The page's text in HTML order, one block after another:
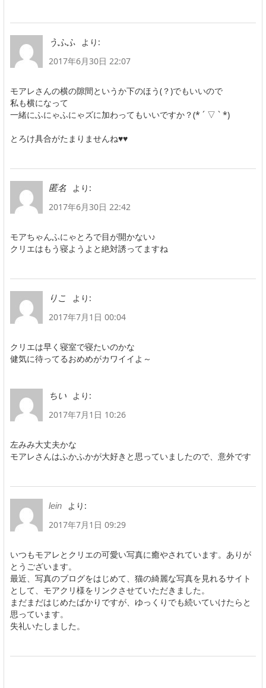
うふふ
より:
2017年6月30日 22:07
モアレさんの横の隙間というか下のほう(？)でもいいので
私も横になって
一緒にふにゃふにゃズに加わってもいいですか？(* ´ ▽ ` *)
とろけ具合がたまりませんね♥♥
匿名
より:
2017年6月30日 22:42
モアちゃんふにゃとろで目が開かない♪
クリエはもう寝ようよと絶対誘ってますね
りこ
より:
2017年7月1日 00:04
クリエは早く寝室で寝たいのかな
健気に待ってるおめめがカワイイよ～
ちい
より:
2017年7月1日 10:26
左みみ大丈夫かな
モアレさんはふかふかが大好きと思っていましたので、意外です
lein
より:
2017年7月1日 09:29
いつもモアレとクリエの可愛い写真に癒やされています。ありが
とうございます。
最近、写真のブログをはじめて、猫の綺麗な写真を見れるサイト
として、モアクリ様をリンクさせていただきました。
まだまだはじめたばかりですが、ゆっくりでも続いていけたらと
思っています。
失礼いたしました。